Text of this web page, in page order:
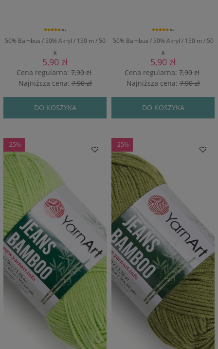
50% Bambus / 50% Akryl / 150 m / 50
g
5.0
5,90 zł
Cena regularna:7,90 zł
Najniższa cena:7,90 zł
DO KOSZYKA
50% Bambus / 50% Akryl / 150 m / 50
g
5.0
5,90 zł
Cena regularna:7,90 zł
Najniższa cena:7,90 zł
DO KOSZYKA
-25% -25%